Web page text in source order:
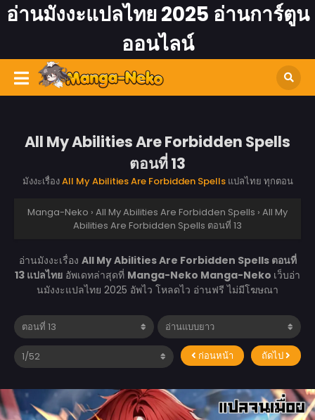
อ่านมังงะแปลไทย 2025 อ่านการ์ตูน
ออนไลน์
All My Abilities Are Forbidden Spells
ตอนที่ 13
มังงะเรื่องAll My Abilities Are Forbidden Spellsแปลไทย ทุกตอน
Manga-Neko › All My Abilities Are Forbidden Spells › All My
Abilities Are Forbidden Spells ตอนที่ 13
อ่านมังงะเรื่อง All My Abilities Are Forbidden Spells ตอนที่
13 แปลไทย อัพเดทล่าสุดที่ Manga-Neko Manga-Neko เว็บอ่า
นมังงะแปลไทย 2025 อัพไว โหลดไว อ่านฟรี ไม่มีโฆษณา
ก่อนหน้า ถัดไป